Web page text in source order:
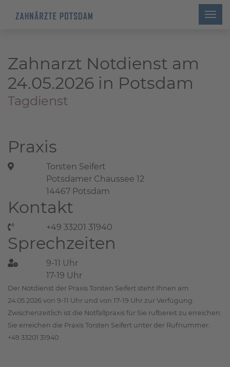
Zahnarzt Notdienst am
24.05.2026 in Potsdam
Tagdienst
Praxis
Torsten Seifert
Potsdamer Chaussee 12
14467 Potsdam
Kontakt
+49 33201 31940
Sprechzeiten
9-11 Uhr
17-19 Uhr
Der Notdienst der Praxis Torsten Seifert steht Ihnen am
24.05.2026 von 9-11 Uhr und von 17-19 Uhr zur Verfügung.
Zwischenzeitlich ist die Notfallpraxis für Sie rufbereit zu erreichen.
Sie erreichen die Praxis Torsten Seifert unter der Rufnummer:
+49 33201 31940